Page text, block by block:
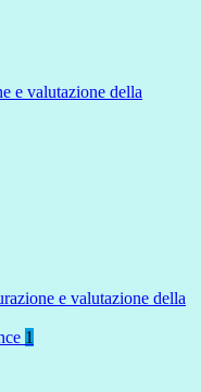
e valutazione della
e valutazione della
1